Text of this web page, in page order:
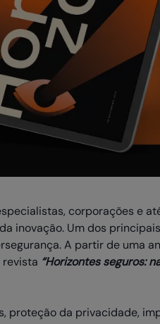
corporações e
inovação. Um dos
A partir de uma
revista “Horizontes seguros:
proteção da privacidade,